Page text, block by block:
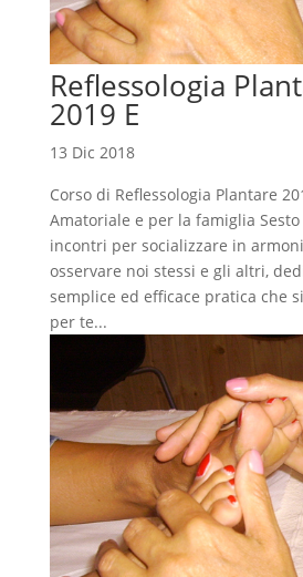
Reflessologia
2019 E
13 Dic 2018
Corso di Reflessologia Plantare
Amatoriale e per la famiglia
incontri per socializzare in
osservare noi stessi e gli altri,
semplice ed efficace pratica che
per te...